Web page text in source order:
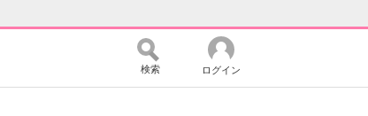
検索 ログイン